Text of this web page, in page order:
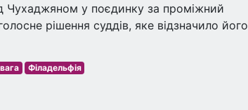
Чухаджяном у поєдинку за проміжний
рішення суддів, яке відзначило його
Філадельфія